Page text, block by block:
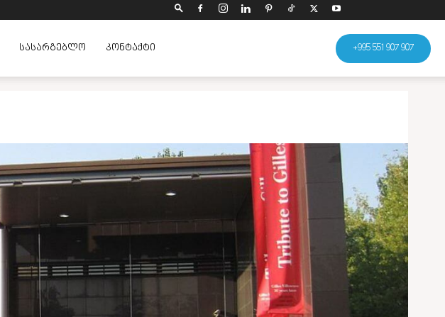
+995 551 907 907
ᲡᲐᲡᲐᲠᲒᲔᲑᲚᲝ ᲙᲝᲜᲢᲐᲥᲢᲘ